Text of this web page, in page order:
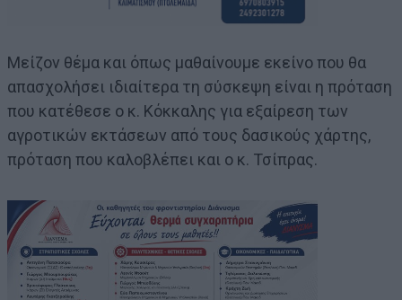
Μείζον θέμα και όπως μαθαίνουμε εκείνο που θα
απασχολήσει ιδιαίτερα τη σύσκεψη είναι η πρόταση
που κατέθεσε ο κ. Κόκκαλης για εξαίρεση των
αγροτικών εκτάσεων από τους δασικούς χάρτης,
πρόταση που καλοβλέπει και ο κ. Τσίπρας.